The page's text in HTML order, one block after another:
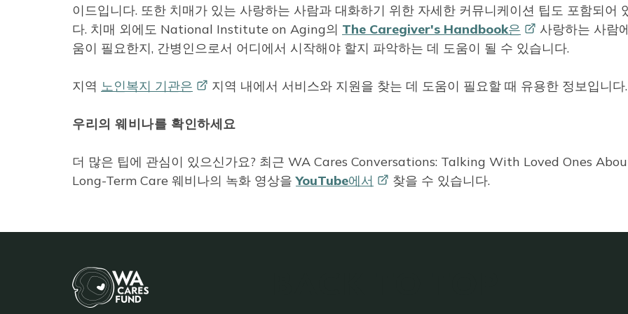
이드입니다. 또한 치매가 있는 사랑하는 사람과 대화하기 위한 자세한 커뮤니케이션 팁도 포함되어
다. 치매 외에도 National Institute on Aging의 The Caregiver's Handbook은
사랑하는 사람
움이 필요한지, 간병인으로서 어디에서 시작해야 할지 파악하는 데 도움이 될 수 있습니다.
지역 노인복지 기관은 지역 내에서 서비스와 지원을 찾는 데 도움이 필요할 때 유용한 정보입니다.
우리의 웨비나를 확인하세요
더 많은 팁에 관심이 있으신가요? 최근 WA Cares Conversations: Talking With Loved Ones
Long-Term Care 웨비나의 녹화 영상을YouTube에서 찾을 수 있습니다.